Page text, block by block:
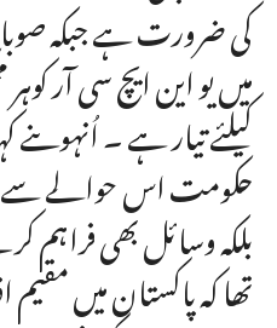
کی ضرورت ہے جبکہ
میں یو این ایچ سی آر
کیلئے تیار ہے ۔ اُنہوںنے
حکومت اس حوالے سے
بلکہ وسائل بھی فراہم
تھا کہ پاکستان میں مقیم